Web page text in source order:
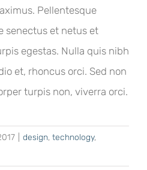
Pellentesque
senectus et netus et
egestas. Nulla quis nibh
et, rhoncus orci. Sed non
turpis non, viverra orci.
design, technology,